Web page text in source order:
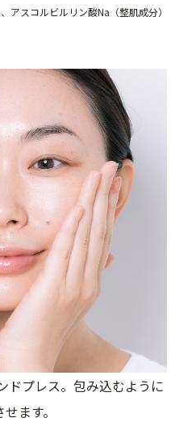
アスコルビルリン酸Na（整肌成分）
プレス。包み込むように
ます。